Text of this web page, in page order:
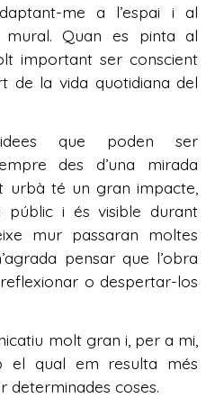
me a l’espai i al
Quan es pinta al
important ser conscient
de la vida quotidiana del
idees que poden ser
des d’una mirada
urbà té un gran impacte,
públic i és visible durant
mur passaran moltes
pensar que l’obra
o despertar-los
molt gran i, per a mi,
el qual em resulta més
determinades coses.